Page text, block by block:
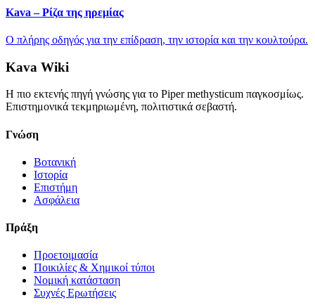
Kava – Ρίζα της ηρεμίας
Ο πλήρης οδηγός για την επίδραση, την ιστορία και την κουλτούρα.
Kava Wiki
Η πιο εκτενής πηγή γνώσης για το Piper methysticum παγκοσμίως.
Επιστημονικά τεκμηριωμένη, πολιτιστικά σεβαστή.
Γνώση
Βοτανική
Ιστορία
Επιστήμη
Ασφάλεια
Πράξη
Προετοιμασία
Ποικιλίες & Χημικοί τύποι
Νομική κατάσταση
Συχνές Ερωτήσεις